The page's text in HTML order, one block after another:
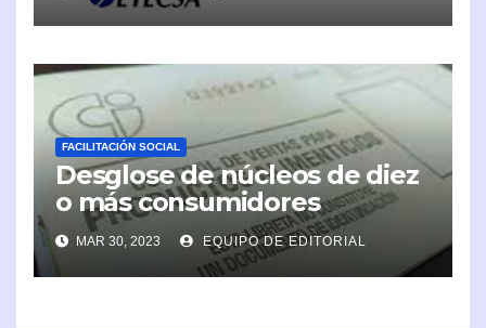
FACILITACIÓN SOCIAL
Desglose de núcleos de diez
o más consumidores
MAR 30, 2023 EQUIPO DE EDITORIAL